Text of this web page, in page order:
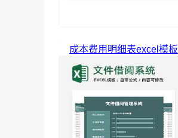
成本费用明细表excel模板